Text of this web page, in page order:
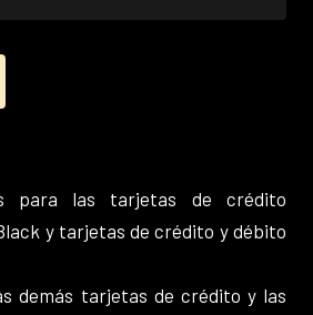
para las tarjetas de crédito
y tarjetas de crédito y débito
demás tarjetas de crédito y las